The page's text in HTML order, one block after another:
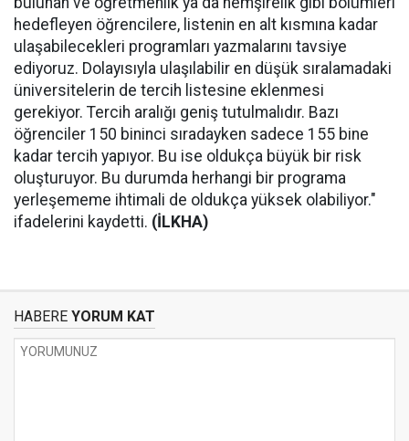
hedefleyen öğrencilere, listenin en alt kısmına kadar
ulaşabilecekleri programları yazmalarını tavsiye
ediyoruz. Dolayısıyla ulaşılabilir en düşük sıralamadaki
üniversitelerin de tercih listesine eklenmesi
gerekiyor. Tercih aralığı geniş tutulmalıdır. Bazı
öğrenciler 150 bininci sıradayken sadece 155 bine
kadar tercih yapıyor. Bu ise oldukça büyük bir risk
oluşturuyor. Bu durumda herhangi bir programa
yerleşememe ihtimali de oldukça yüksek olabiliyor."
ifadelerini kaydetti. (İLKHA)
HABERE YORUM KAT